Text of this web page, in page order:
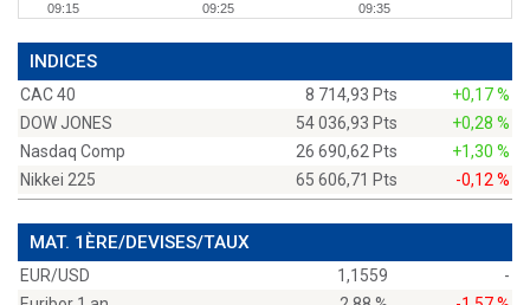
09:15 09:25 09:35
INDICES
CAC 40 8 714,93 Pts
+0,17 %
DOW JONES
54 036,93 Pts
+0,28 %
Nasdaq Comp
26 690,62 Pts
+1,30 %
Nikkei 225
65 606,71 Pts -0,12 %
MAT. 1ÈRE/DEVISES/TAUX
EUR/USD 1,1559
-